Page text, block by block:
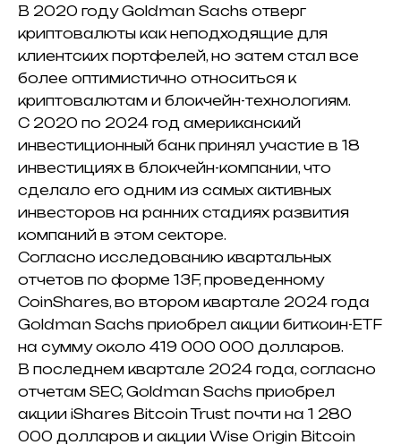
В 2020 году Goldman Sachs отверг
криптовалюты как неподходящие для
клиентских портфелей, но затем стал все
более оптимистично относиться к
криптовалютам и блокчейн-технологиям.
С 2020 по 2024 год американский
инвестиционный банк принял участие в 18
инвестициях в блокчейн-компании, что
сделало его одним из самых активных
инвесторов на ранних стадиях развития
компаний в этом секторе.
Согласно исследованию квартальных
отчетов по форме 13F, проведенному
CoinShares, во втором квартале 2024 года
Goldman Sachs приобрел акции биткоин-ETF
на сумму около 419 000 000 долларов.
В последнем квартале 2024 года, согласно
отчетам SEC, Goldman Sachs приобрел
акции iShares Bitcoin Trust почти на 1 280
000 долларов и акции Wise Origin Bitcoin